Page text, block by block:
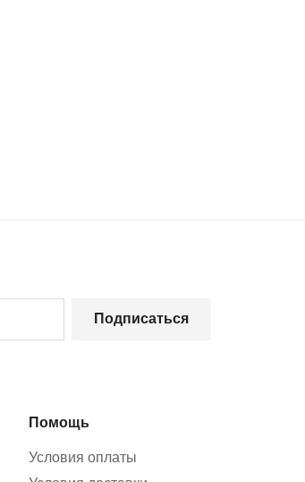
Подписаться
Помощь
Условия оплаты